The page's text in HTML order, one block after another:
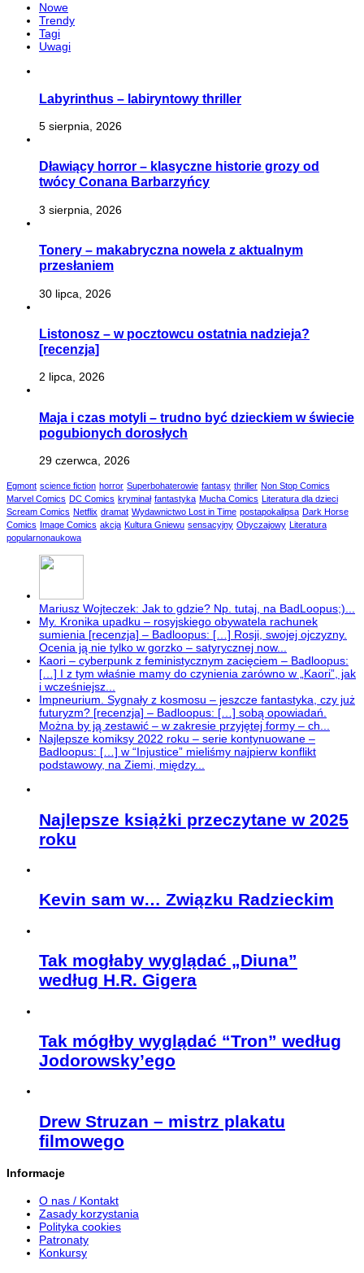
Nowe
Trendy
Tagi
Uwagi
Labyrinthus – labiryntowy thriller
5 sierpnia, 2026
Dławiący horror – klasyczne historie grozy od
twócy Conana Barbarzyńcy
3 sierpnia, 2026
Tonery – makabryczna nowela z aktualnym
przesłaniem
30 lipca, 2026
Listonosz – w pocztowcu ostatnia nadzieja?
[recenzja]
2 lipca, 2026
Maja i czas motyli – trudno być dzieckiem w świecie
pogubionych dorosłych
29 czerwca, 2026
Egmont science fiction horror Superbohaterowie fantasy thriller Non Stop Comics
Marvel Comics DC Comics kryminał fantastyka Mucha Comics Literatura dla dzieci
Scream Comics Netflix dramat Wydawnictwo Lost in Time postapokalipsa Dark Horse
Comics Image Comics akcja Kultura Gniewu sensacyjny Obyczajowy Literatura
popularnonaukowa
Mariusz Wojteczek: Jak to gdzie? Np. tutaj, na BadLoopus;)...
My. Kronika upadku – rosyjskiego obywatela rachunek
sumienia [recenzja] – Badloopus: […] Rosji, swojej ojczyzny.
Ocenia ją nie tylko w gorzko – satyrycznej now...
Kaori – cyberpunk z feministycznym zacięciem – Badloopus:
[…] I z tym właśnie mamy do czynienia zarówno w „Kaori”, jak
i wcześniejsz...
Impneurium. Sygnały z kosmosu – jeszcze fantastyka, czy już
futuryzm? [recenzja] – Badloopus: […] sobą opowiadań.
Można by ją zestawić – w zakresie przyjętej formy – ch...
Najlepsze komiksy 2022 roku – serie kontynuowane –
Badloopus: […] w “Injustice” mieliśmy najpierw konflikt
podstawowy, na Ziemi, między...
Najlepsze książki przeczytane w 2025
roku
Kevin sam w… Związku Radzieckim
Tak mogłaby wyglądać „Diuna”
według H.R. Gigera
Tak mógłby wyglądać “Tron” według
Jodorowsky’ego
Drew Struzan – mistrz plakatu
filmowego
Informacje
O nas / Kontakt
Zasady korzystania
Polityka cookies
Patronaty
Konkursy